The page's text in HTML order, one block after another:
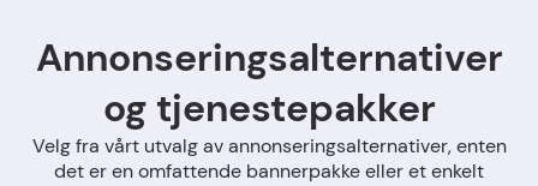
Annonseringsalternativer
og tjenestepakker
Velg fra vårt utvalg av annonseringsalternativer, enten
det er en omfattende bannerpakke eller et enkelt